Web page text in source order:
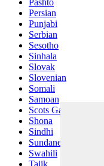
Pashto
Persian
Punjabi
Serbian
Sesotho
Sinhala
Slovak
Slovenian
Somali
Samoan
Scots Gaelic
Shona
Sindhi
Sundanese
Swahili
Tajik